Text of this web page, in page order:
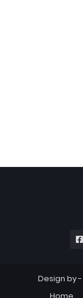
Design by -